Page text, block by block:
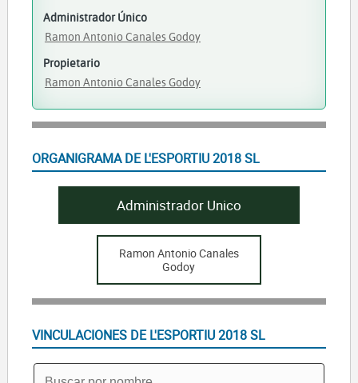
Administrador Único
Ramon Antonio Canales Godoy
Propietario
Ramon Antonio Canales Godoy
ORGANIGRAMA DE L'ESPORTIU 2018 SL
Administrador Unico
Ramon Antonio Canales
Godoy
VINCULACIONES DE L'ESPORTIU 2018 SL